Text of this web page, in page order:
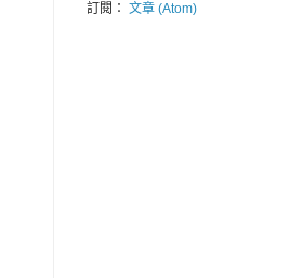
訂閱： 文章 (Atom)